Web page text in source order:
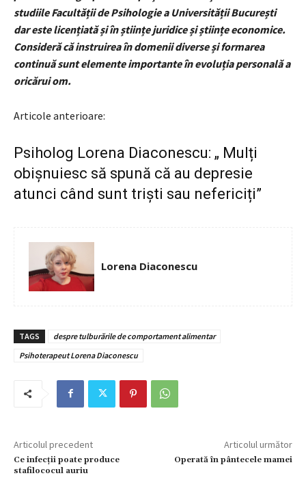
studiile Facultății de Psihologie a Universității București
dar este licențiată și în științe juridice și științe economice.
Consideră că instruirea în domenii diverse și formarea
continuă sunt elemente importante în evoluția personală a
oricărui om.
Articole anterioare:
Psiholog Lorena Diaconescu: „ Mulți
obișnuiesc să spună că au depresie
atunci când sunt triști sau nefericiți”
Lorena Diaconescu
TAGS
despre tulburările de comportament alimentar
Psihoterapeut Lorena Diaconescu
Articolul precedent
Ce infecții poate produce
stafilococul auriu
Articolul următor
Operată în pântecele mamei